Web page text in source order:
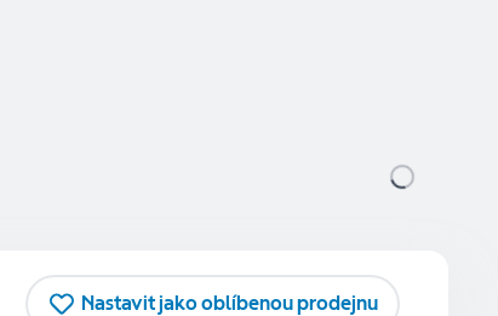
Nastavit jako oblíbenou prodejnu